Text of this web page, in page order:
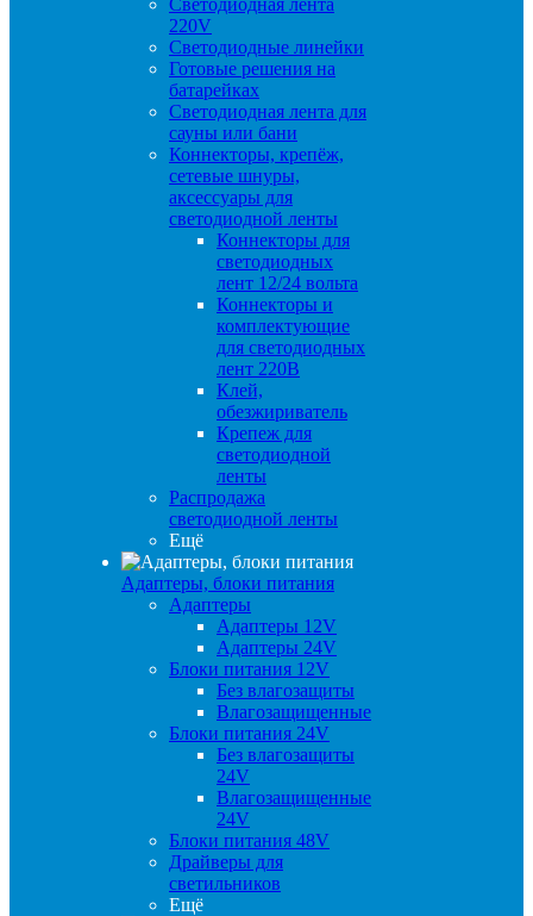
Светодиодная лента
220V
Светодиодные линейки
Готовые решения на
батарейках
Светодиодная лента для
сауны или бани
Коннекторы, крепёж,
сетевые шнуры,
аксессуары для
светодиодной ленты
Коннекторы для
светодиодных
лент 12/24 вольта
Коннекторы и
комплектующие
для светодиодных
лент 220В
Клей,
обезжириватель
Крепеж для
светодиодной
ленты
Распродажа
светодиодной ленты
Ещё
Адаптеры, блоки питания
Адаптеры
Адаптеры 12V
Адаптеры 24V
Блоки питания 12V
Без влагозащиты
Влагозащищенные
Блоки питания 24V
Без влагозащиты
24V
Влагозащищенные
24V
Блоки питания 48V
Драйверы для
светильников
Ещё